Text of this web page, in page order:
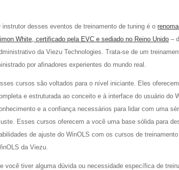
instrutor desses eventos de treinamento de tuning é o
White, certificado pela EVC e sediado no Reino Unido –
da Viezu Technologies. Trata-se de um
por afinadores experientes do mundo real.
cursos são voltados para o nível iniciante. Eles
e estruturada ao conceito e à interface do usuário do
e a confiança necessários para lidar com uma
Esses cursos oferecem a você uma base sólida para
de ajuste do WinOLS com os cursos de
da Viezu.
você tiver alguma dúvida ou necessidade específica de